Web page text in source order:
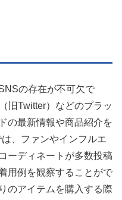
の存在が不可欠で
旧Twitter）などのプラッ
の最新情報や商品紹介を
、ファンやインフルエ
ーディネートが多数投稿
用例を観察することがで
のアイテムを購入する際